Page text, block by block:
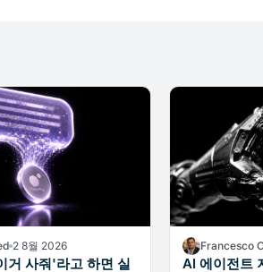
2 8월 2026
거 사줘'라고 하면 실
Francesco
AI 에이전트